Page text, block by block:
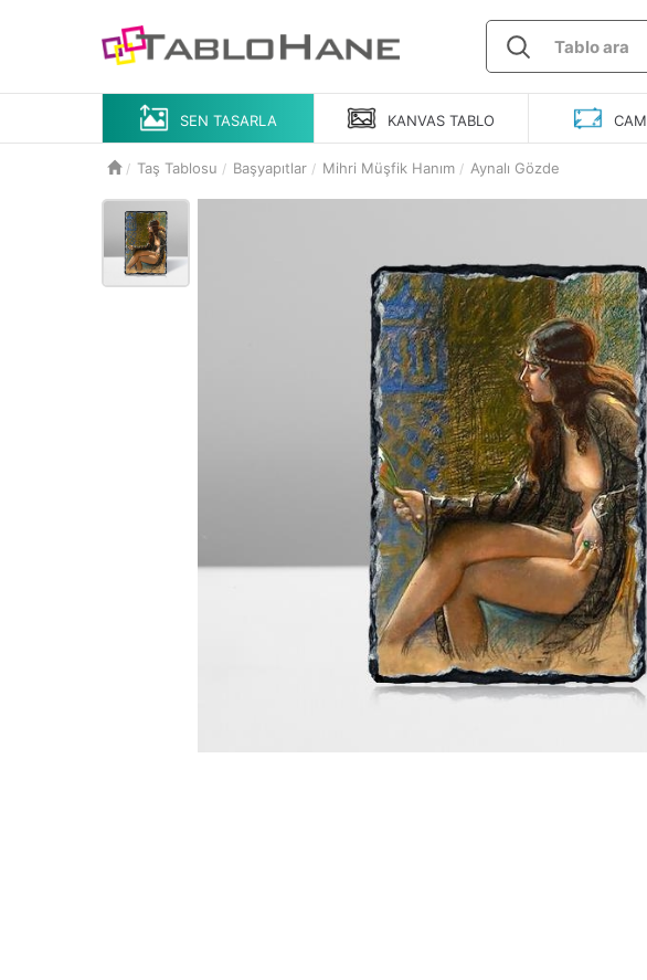
SEN TASARLA KANVAS TABLO CAM
Taş Tablosu Başyapıtlar Mihri Müşfik Hanım Aynalı Gözde